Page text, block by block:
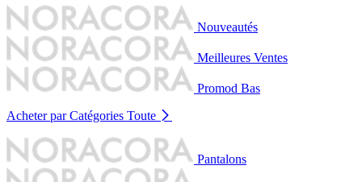
Nouveautés
Meilleures Ventes
Promod Bas
Acheter par Catégories Toute
Pantalons